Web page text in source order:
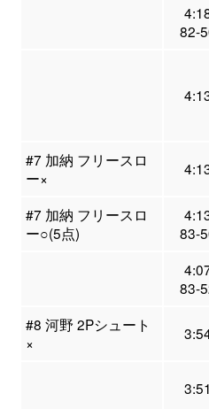
82-
#7 加納 フリースロ
ー×
#7 加納 フリースロ
ー○(5点)
83-
83-
#8 河野 2Pシュート
×
3:51